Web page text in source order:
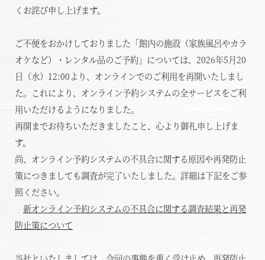
お知らせ
ただいま日和
総合サイトに戻る 施設一覧
くお詫び申し上げます。
ご不便をおかけしておりました「館内の施設（家族風呂やカラ
オケなど）・レンタル品のご予約」については、2026年5月20
日（水）12:00より、オンラインでのご利用を再開いたしまし
た。これにより、オンライン予約システムの全サービスをご利
用いただけるようになりました。
再開までお待ちいただきましたこと、心より御礼申し上げま
す。
尚、オンライン予約システムの不具合に関する原因や再発防止
策につきましても調査が完了いたしました。詳細は下記をご参
照ください。
新オンライン予約システムの不具合に関する調査結果と再発
防止策について